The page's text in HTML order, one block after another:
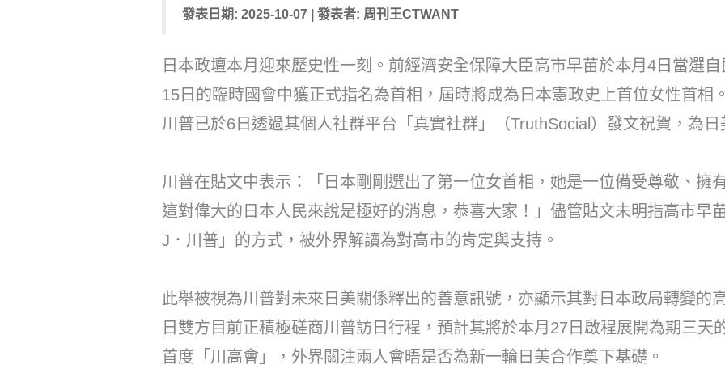
發表日期: 2025-10-07 | 發表者: 周刊王CTWANT
日本政壇本月迎來歷史性一刻。前經濟安全保障大臣高市早苗於本月4日當選
15日的臨時國會中獲正式指名為首相，屆時將成為日本憲政史上首位女性首相
川普已於6日透過其個人社群平台「真實社群」（TruthSocial）發文祝賀，為
川普在貼文中表示：「日本剛剛選出了第一位女首相，她是一位備受尊敬、擁
這對偉大的日本人民來說是極好的消息，恭喜大家！」儘管貼文未明指高市早
J．川普」的方式，被外界解讀為對高市的肯定與支持。
此舉被視為川普對未來日美關係釋出的善意訊號，亦顯示其對日本政局轉變的
日雙方目前正積極磋商川普訪日行程，預計其將於本月27日啟程展開為期三天
首度「川高會」，外界關注兩人會晤是否為新一輪日美合作奠下基礎。